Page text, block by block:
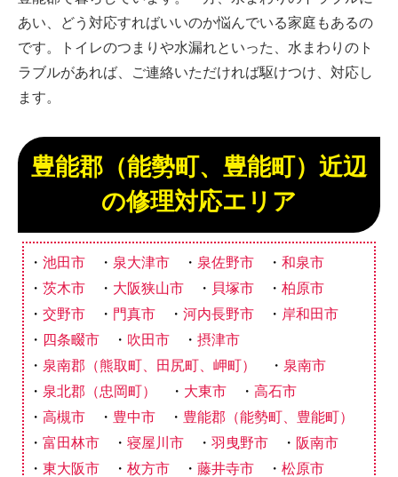
あい、どう対応すればいいのか悩んでいる家庭もあるの
です。トイレのつまりや水漏れといった、水まわりのト
ラブルがあれば、ご連絡いただければ駆けつけ、対応し
ます。
豊能郡（能勢町、豊能町）近辺
の修理対応エリア
池田市 泉大津市 泉佐野市
和泉市
茨木市
大阪狭山市 貝塚市
柏原市
交野市
門真市 河内長野市
岸和田市
四条畷市
吹田市
摂津市
泉南郡（熊取町、田尻町、岬町）
泉南市
泉北郡（忠岡町）
大東市
高石市
高槻市
豊中市
豊能郡（能勢町、豊能町）
富田林市
寝屋川市 羽曳野市
阪南市
東大阪市
枚方市 藤井寺市
松原市